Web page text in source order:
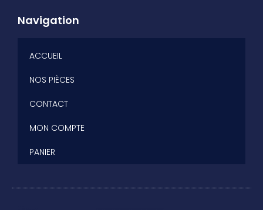
Navigation
ACCUEIL
NOS PIÈCES
CONTACT
MON COMPTE
PANIER